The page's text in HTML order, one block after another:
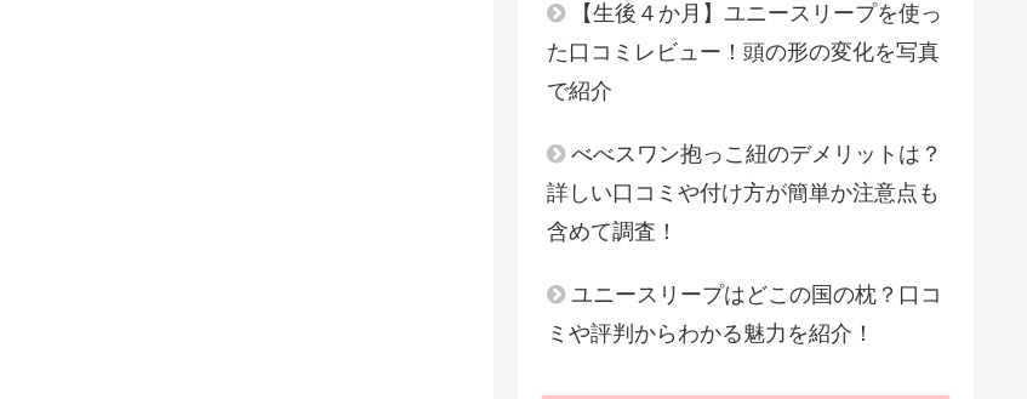
【生後４か月】ユニースリープを使っ
た口コミレビュー！頭の形の変化を写真
で紹介
べべスワン抱っこ紐のデメリットは？
詳しい口コミや付け方が簡単か注意点も
含めて調査！
ユニースリープはどこの国の枕？口コ
ミや評判からわかる魅力を紹介！